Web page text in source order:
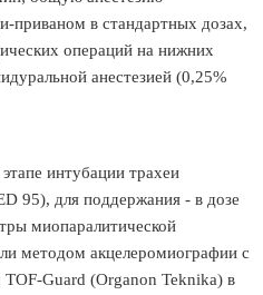
приваном в стандартных дозах,
операций на нижних
анестезией (0,25%
интубации трахеи
95), для поддержания - в дозе
миопаралитической
методом акцелеромиографии с
Guard (Organon Teknika) в